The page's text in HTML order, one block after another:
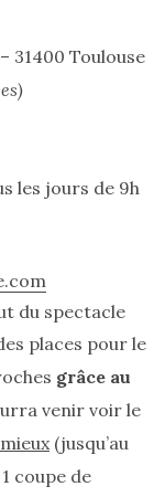
31400 Toulouse
les jours de 9h
du spectacle
places pour le
grâce au
venir voir le
(jusqu’au
coupe de